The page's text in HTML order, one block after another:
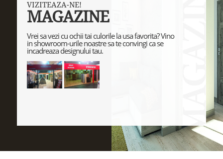
VIZITEAZA-NE!
MAGAZINE
Vrei sa vezi cu ochii tai culorile la usa favorita? Vino
in showroom-urile noastre sa te convingi ca se
incadreaza designului tau.